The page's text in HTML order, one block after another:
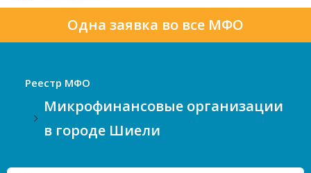
Одна заявка во все МФО
Реестр МФО
Микрофинансовые организации
в городе Шиели